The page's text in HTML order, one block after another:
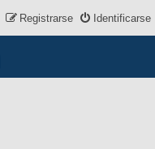
Identificarse
Registrarse